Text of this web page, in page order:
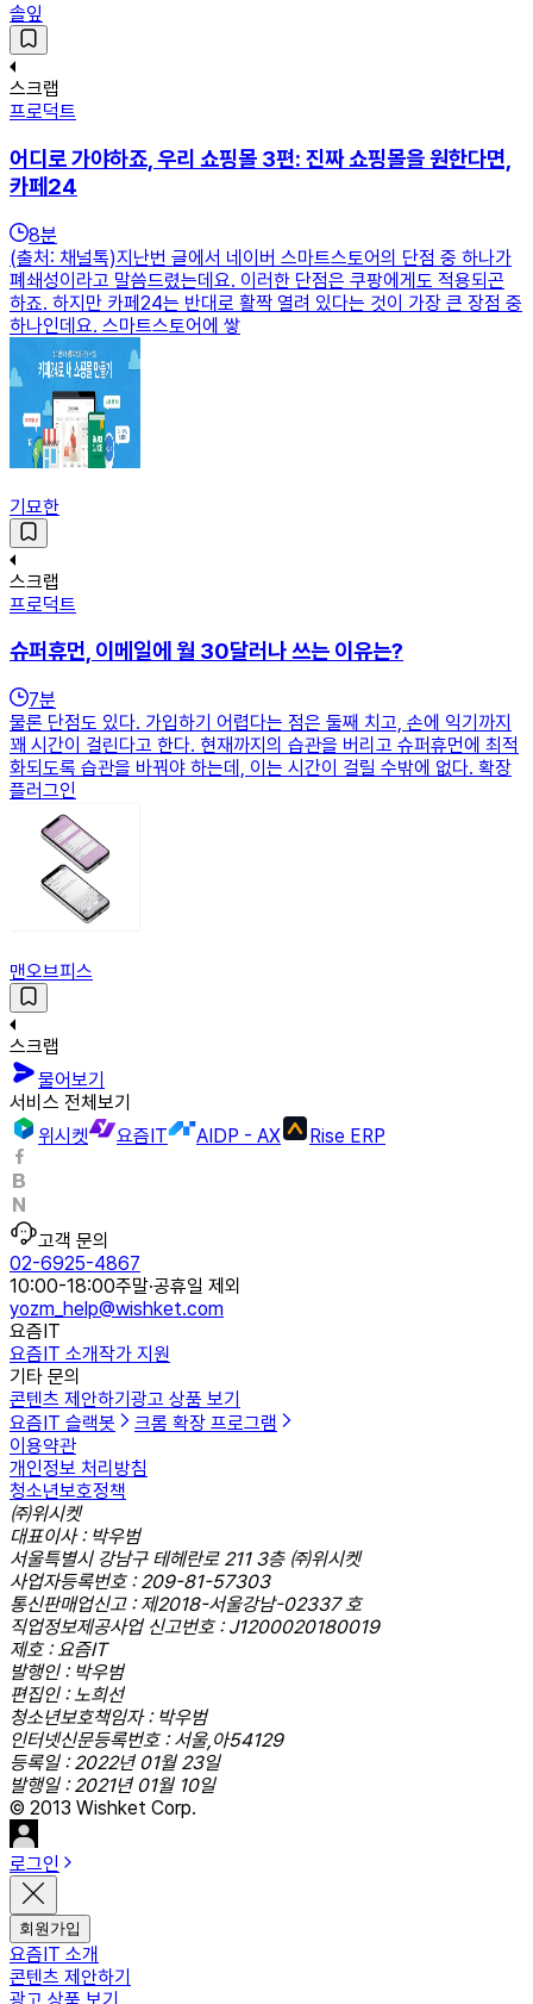
솔잎
스크랩
프로덕트
어디로 가야하죠, 우리 쇼핑몰 3편: 진짜 쇼핑몰을 원한다면,
카페24
8분
(출처: 채널톡)지난번 글에서 네이버 스마트스토어의 단점 중 하나가
폐쇄성이라고 말씀드렸는데요. 이러한 단점은 쿠팡에게도 적용되곤
하죠. 하지만 카페24는 반대로 활짝 열려 있다는 것이 가장 큰 장점 중
하나인데요. 스마트스토어에 쌓
기묘한
스크랩
프로덕트
슈퍼휴먼, 이메일에 월 30달러나 쓰는 이유는?
7분
물론 단점도 있다. 가입하기 어렵다는 점은 둘째 치고, 손에 익기까지
꽤 시간이 걸린다고 한다. 현재까지의 습관을 버리고 슈퍼휴먼에 최적
화되도록 습관을 바꿔야 하는데, 이는 시간이 걸릴 수밖에 없다. 확장
플러그인
맨오브피스
스크랩
물어보기
서비스 전체보기
위시켓
요즘IT AIDP - AX Rise ERP
고객 문의
02-6925-4867
10:00-18:00주말·공휴일 제외
yozm_help@wishket.com
요즘IT
요즘IT 소개작가 지원
기타 문의
콘텐츠 제안하기 광고 상품 보기
요즘IT 슬랙봇
크롬 확장 프로그램
이용약관
개인정보 처리방침
청소년보호정책
㈜위시켓
대표이사 : 박우범
서울특별시 강남구 테헤란로 211 3층 ㈜위시켓
사업자등록번호 : 209-81-57303
통신판매업신고 : 제2018-서울강남-02337 호
직업정보제공사업 신고번호 : J1200020180019
제호 : 요즘IT
발행인 : 박우범
편집인 : 노희선
청소년보호책임자 : 박우범
인터넷신문등록번호 : 서울,아54129
등록일 : 2022년 01월 23일
발행일 : 2021년 01월 10일
© 2013 Wishket Corp.
로그인
회원가입
요즘IT 소개
콘텐츠 제안하기